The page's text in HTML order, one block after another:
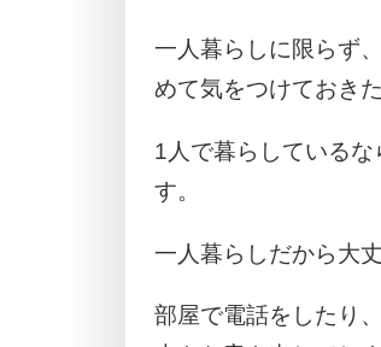
一人暮らしに限らず
めて気をつけておき
1人で暮らしている
す。
一人暮らしだから大
部屋で電話をしたり